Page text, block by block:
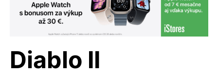
Diablo II